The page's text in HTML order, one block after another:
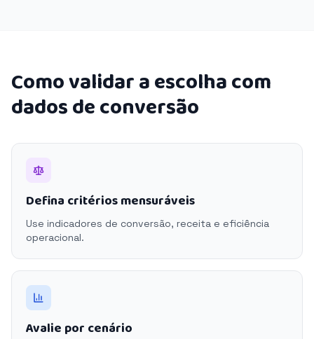
Como validar a escolha com
dados de conversão
Defina critérios mensuráveis
Use indicadores de conversão, receita e eficiência
operacional.
Avalie por cenário